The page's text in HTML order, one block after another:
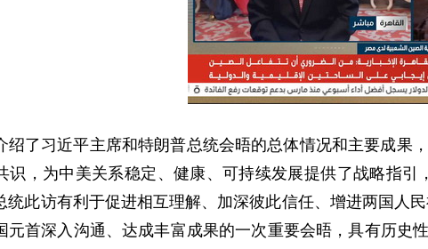
绍了习近平主席和特朗普总统会晤的总体情况和主要成果
识，为中美关系稳定、健康、可持续发展提供了战略指
统此访有利于促进相互理解、加深彼此信任、增进两国人
元首深入沟通、达成丰富成果的一次重要会晤，具有历史